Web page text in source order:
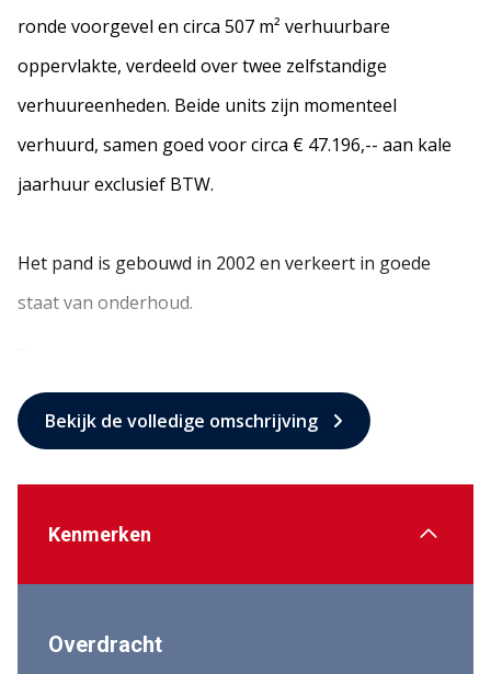
ronde voorgevel en circa 507 m² verhuurbare
oppervlakte, verdeeld over twee zelfstandige
verhuureenheden. Beide units zijn momenteel
verhuurd, samen goed voor circa € 47.196,-- aan kale
jaarhuur exclusief BTW.
Het pand is gebouwd in 2002 en verkeert in goede
staat van onderhoud.
Bekijk de volledige omschrijving
Kenmerken
Overdracht